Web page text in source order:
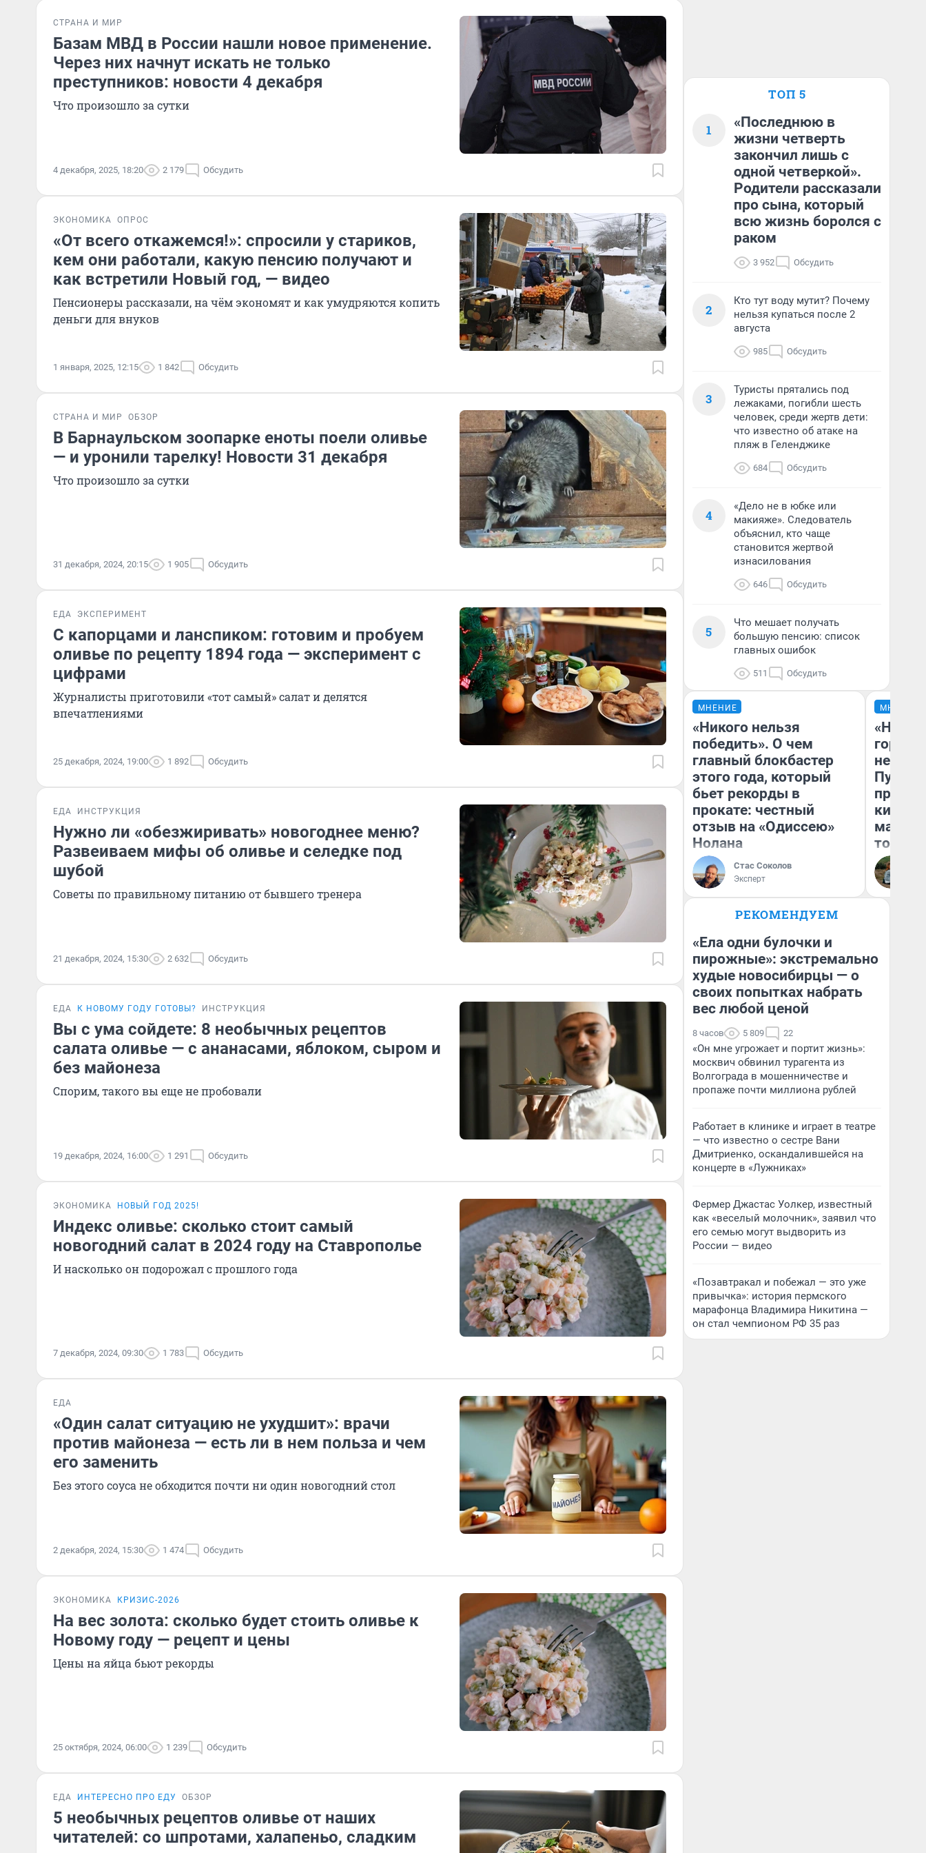
СТРАНА И МИР
Базам МВД в России нашли новое применение.
Через них начнут искать не только
преступников: новости 4 декабря
Что произошло за сутки
4 декабря, 2025, 18:20 2 179 Обсудить
ЭКОНОМИКА ОПРОС
«От всего откажемся!»: спросили у стариков,
кем они работали, какую пенсию получают и
как встретили Новый год, — видео
Пенсионеры рассказали, на чём экономят и как умудряются копить
деньги для внуков
1 января, 2025, 12:15 1 842 Обсудить
СТРАНА И МИР ОБЗОР
В Барнаульском зоопарке еноты поели оливье
— и уронили тарелку! Новости 31 декабря
Что произошло за сутки
31 декабря, 2024, 20:15 1 905 Обсудить
ЕДА ЭКСПЕРИМЕНТ
С капорцами и ланспиком: готовим и пробуем
оливье по рецепту 1894 года — эксперимент с
цифрами
Журналисты приготовили «тот самый» салат и делятся
впечатлениями
25 декабря, 2024, 19:00 1 892 Обсудить
ЕДА ИНСТРУКЦИЯ
Нужно ли «обезжиривать» новогоднее меню?
Развеиваем мифы об оливье и селедке под
шубой
Советы по правильному питанию от бывшего тренера
21 декабря, 2024, 15:30 2 632 Обсудить
ЕДА К НОВОМУ ГОДУ ГОТОВЫ? ИНСТРУКЦИЯ
Вы с ума сойдете: 8 необычных рецептов
салата оливье — с ананасами, яблоком, сыром и
без майонеза
Спорим, такого вы еще не пробовали
19 декабря, 2024, 16:00 1 291 Обсудить
ЭКОНОМИКА НОВЫЙ ГОД 2025!
Индекс оливье: сколько стоит самый
новогодний салат в 2024 году на Ставрополье
И насколько он подорожал с прошлого года
7 декабря, 2024, 09:30 1 783 Обсудить
ЕДА
«Один салат ситуацию не ухудшит»: врачи
против майонеза — есть ли в нем польза и чем
его заменить
Без этого соуса не обходится почти ни один новогодний стол
2 декабря, 2024, 15:30 1 474 Обсудить
ЭКОНОМИКА КРИЗИС-2026
На вес золота: сколько будет стоить оливье к
Новому году — рецепт и цены
Цены на яйца бьют рекорды
25 октября, 2024, 06:00 1 239 Обсудить
ЕДА ИНТЕРЕСНО ПРО ЕДУ ОБЗОР
5 необычных рецептов оливье от наших
читателей: со шпротами, халапеньо, сладким
ТОП 5
1
«Последнюю в
жизни четверть
закончил лишь с
одной четверкой».
Родители рассказали
про сына, который
всю жизнь боролся с
раком
3 952 Обсудить
2
Кто тут воду мутит? Почему
нельзя купаться после 2
августа
985 Обсудить
3
Туристы прятались под
лежаками, погибли шесть
человек, среди жертв дети:
что известно об атаке на
пляж в Геленджике
684 Обсудить
4
«Дело не в юбке или
макияже». Следователь
объяснил, кто чаще
становится жертвой
изнасилования
646 Обсудить
5
Что мешает получать
большую пенсию: список
главных ошибок
511 Обсудить
МНЕНИЕ
«Никого нельзя
победить». О чем
главный блокбастер
этого года, который
бьет рекорды в
прокате: честный
отзыв на «Одиссею»
Нолана
Стас Соколов
Эксперт
МНЕНИЕ
«Нет
того
РЕКОМЕНДУЕМ
«Ела одни булочки и
пирожные»: экстремально
худые новосибирцы — о
своих попытках набрать
вес любой ценой
8 часов 5 809 22
«Он мне угрожает и портит жизнь»:
москвич обвинил турагента из
Волгограда в мошенничестве и
пропаже почти миллиона рублей
Работает в клинике и играет в театре
— что известно о сестре Вани
Дмитриенко, оскандалившейся на
концерте в «Лужниках»
Фермер Джастас Уолкер, известный
как «веселый молочник», заявил что
его семью могут выдворить из
России — видео
«Позавтракал и побежал — это уже
привычка»: история пермского
марафонца Владимира Никитина —
он стал чемпионом РФ 35 раз